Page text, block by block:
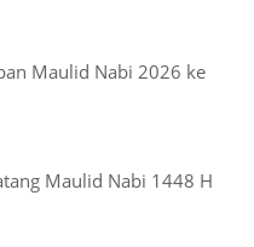
Maulid Nabi 2026 ke
Maulid Nabi 1448 H